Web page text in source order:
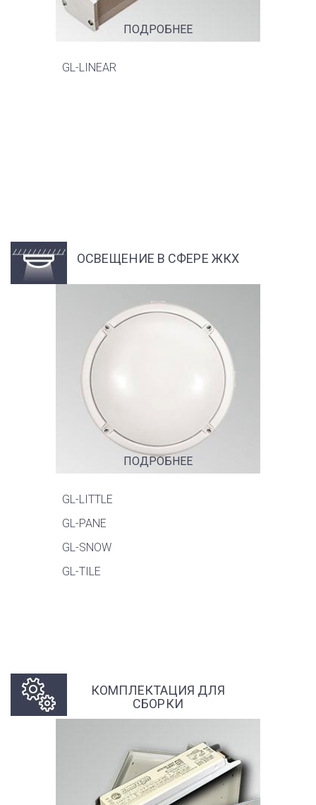
GL-LINEAR
ПОДРОБНЕЕ
ОСВЕЩЕНИЕ В СФЕРЕ ЖКХ
GL-LITTLE
GL-PANE
GL-SNOW
GL-TILE
ПОДРОБНЕЕ
КОМПЛЕКТАЦИЯ ДЛЯ
СБОРКИ